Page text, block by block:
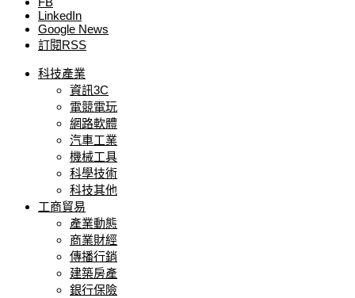
LinkedIn
Google News
訂閱RSS
科技產業
資訊3C
電競電玩
網路軟體
汽車工業
機械工具
科學技術
科技其他
工商貿易
產業動態
商業財經
傳播行銷
建築房產
銀行保險